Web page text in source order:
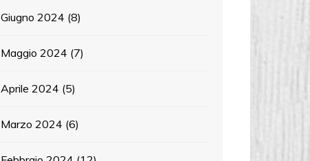
Giugno 2024 (8)
Maggio 2024 (7)
Aprile 2024 (5)
Marzo 2024 (6)